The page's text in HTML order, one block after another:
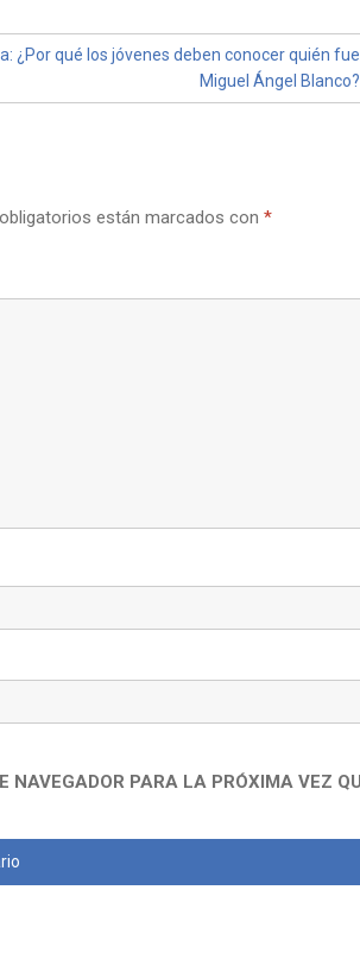
¿Por qué los jóvenes deben conocer quién fue
Miguel Ángel Blanco?
están marcados con *
NAVEGADOR PARA LA PRÓXIMA VEZ